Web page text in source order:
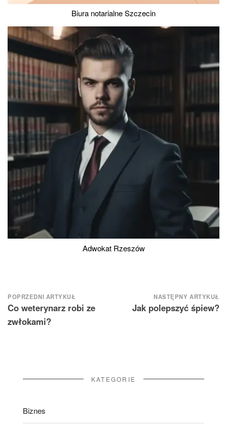
Biura notarialne Szczecin
Adwokat Rzeszów
Nawigacja
wpisu
POPRZEDNI ARTYKUŁ
Co weterynarz robi ze
zwłokami?
NASTĘPNY ARTYKUŁ
Jak polepszyć śpiew?
KATEGORIE
Biznes